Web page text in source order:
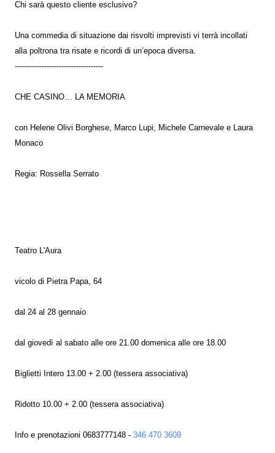
Chi sarà questo cliente esclusivo?
Una commedia di situazione dai risvolti imprevisti vi terrà incollati
alla poltrona tra risate e ricordi di un’epoca diversa.
------------------------------------
CHE CASINO… LA MEMORIA
con Helene Olivi Borghese, Marco Lupi, Michele Carnevale e Laura
Monaco
Regia: Rossella Serrato
Teatro L'Aura
vicolo di Pietra Papa, 64
dal 24 al 28 gennaio
dal giovedì al sabato alle ore 21.00 domenica alle ore 18.00
Biglietti Intero 13.00 + 2.00 (tessera associativa)
Ridotto 10.00 + 2.00 (tessera associativa)
Info e prenotazioni 0683777148 - 346 470 3609